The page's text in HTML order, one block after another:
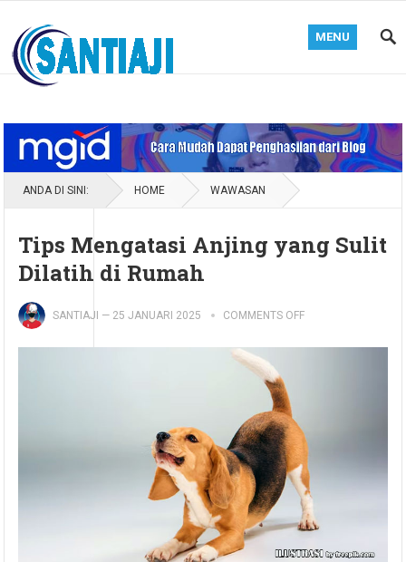
MENU
ANDA DI SINI: HOME WAWASAN
Tips Mengatasi Anjing yang Sulit
Dilatih di Rumah
SANTIAJI — 25 JANUARI 2025 COMMENTS OFF